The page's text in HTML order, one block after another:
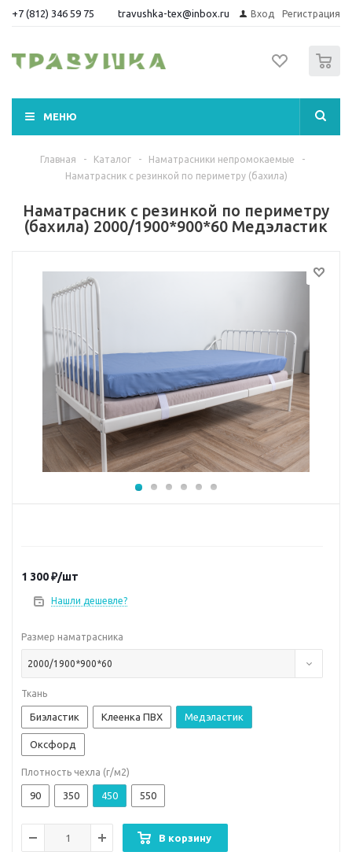
+7 (812) 346 59 75 travushka-tex@inbox.ru Вход Регистрация
МЕНЮ
Главная - Каталог - Наматрасники непромокаемые
-
Наматрасник с резинкой по периметру (бахила)
Наматрасник с резинкой по периметру
(бахила) 2000/1900*900*60 Медэластик
1 300₽/шт
Нашли дешевле?
Размер наматрасника
2000/1900*900*60
Ткань
Биэластик Клеенка ПВХ Медэластик
Оксфорд
Плотность чехла (г/м2)
90 350 450 550
В корзину